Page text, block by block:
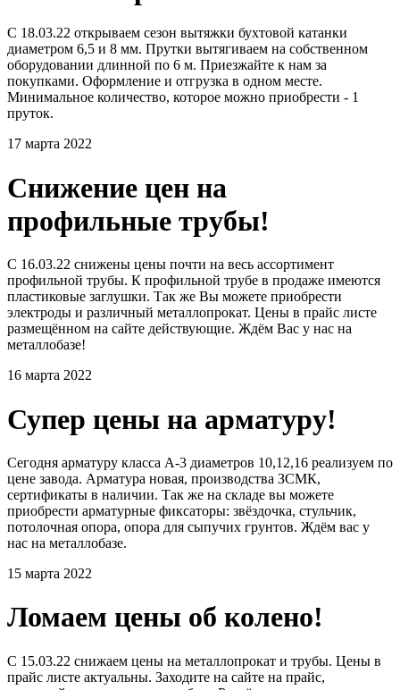
С 18.03.22 открываем сезон вытяжки бухтовой катанки
диаметром 6,5 и 8 мм. Прутки вытягиваем на собственном
оборудовании длинной по 6 м. Приезжайте к нам за
покупками. Оформление и отгрузка в одном месте.
Минимальное количество, которое можно приобрести - 1
пруток.
17 марта 2022
Снижение цен на
профильные трубы!
С 16.03.22 снижены цены почти на весь ассортимент
профильной трубы. К профильной трубе в продаже имеются
пластиковые заглушки. Так же Вы можете приобрести
электроды и различный металлопрокат. Цены в прайс листе
размещённом на сайте действующие. Ждём Вас у нас на
металлобазе!
16 марта 2022
Супер цены на арматуру!
Сегодня арматуру класса А-3 диаметров 10,12,16 реализуем по
цене завода. Арматура новая, производства ЗСМК,
сертификаты в наличии. Так же на складе вы можете
приобрести арматурные фиксаторы: звёздочка, стульчик,
потолочная опора, опора для сыпучих грунтов. Ждём вас у
нас на металлобазе.
15 марта 2022
Ломаем цены об колено!
С 15.03.22 снижаем цены на металлопрокат и трубы. Цены в
прайс листе актуальны. Заходите на сайте на прайс,